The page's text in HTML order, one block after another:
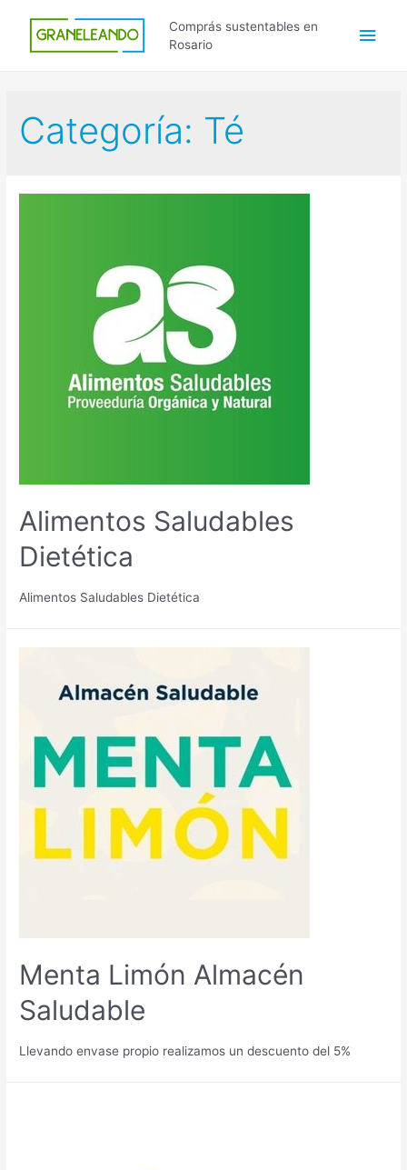
contenido
Comprás sustentables en
Rosario
Categoría: Té
Alimentos Saludables
Dietética
Alimentos Saludables Dietética
Menta Limón Almacén
Saludable
Llevando envase propio realizamos un descuento del 5%